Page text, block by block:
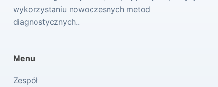
wykorzystaniu nowoczesnych metod
diagnostycznych..
Menu
Zespół